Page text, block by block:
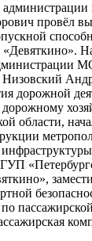
провёл
дорожной
области,
ГУП
по